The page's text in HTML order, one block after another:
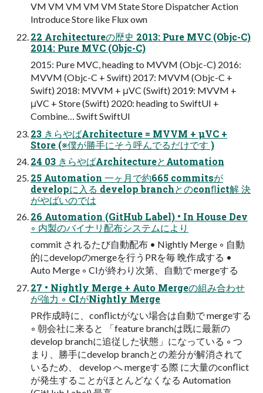
VM VM VM VM VM State Store Dispatcher Action
Introduce Store like Flux own
22 Architectureの歴史 2013: Pure MVC (Objc-C)
2014: Pure MVC (Objc-C)
2015: Pure MVC, heading to MVVM (Objc-C) 2016:
MVVM (Objc-C + Swift) 2017: MVVM (Objc-C +
Swift) 2018: MVVM + μVC (Swift) 2019: MVVM +
μVC + Store (Swift) 2020: heading to SwiftUI +
Combine… Swift SwiftUI
23 きらやばArchitecture = MVVM + μVC +
Store (※僕が勝手にそう呼んでるだけです )
24 03 きらやばArchitectureとAutomation
25 Automation 一ヶ月で約665 commitsが
developに入る develop branchとのconﬂict解 決
がやばいのでは
26 Automation (GitHub Label) • In House Dev
◦ 内製のバイナリ配布システムにより
commit されるたび自動配布 • Nightly Merge ◦ 自動
的にdevelopのmergeを行うPRを毎 晩作成する •
Auto Merge ◦ CIが終わり次第、自動で mergeする
27 • Nightly Merge + Auto Mergeの組み合わせ
が強力 ◦ CIがNightly Merge
PR作成時に、conﬂictがない場合は自動で mergeする
◦ 朝会社に来ると 「feature branchは既に最新の
develop branchに追従した状態」になっている ◦ つ
まり、勝手にdevelop branchとの差分が解消されて
いるため、 develop へ mergeする際 に大量のconﬂict
が発生することがほとんどなくなる Automation